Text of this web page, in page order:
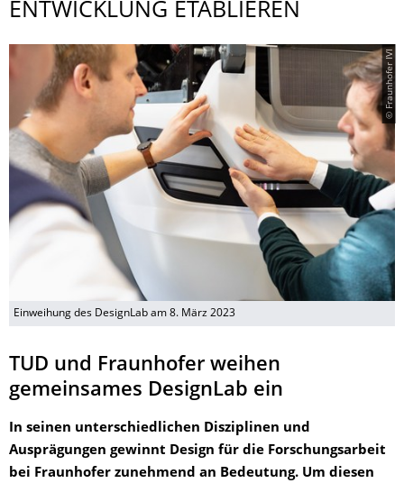
ENTWICKLUNG ETABLIEREN
© Fraunhofer IVI
Einweihung des DesignLab am 8. März 2023
TUD und Fraunhofer weihen
gemeinsames DesignLab ein
In seinen unterschiedlichen Disziplinen und
Ausprägungen gewinnt Design für die Forschungsarbeit
bei Fraunhofer zunehmend an Bedeutung. Um diesen